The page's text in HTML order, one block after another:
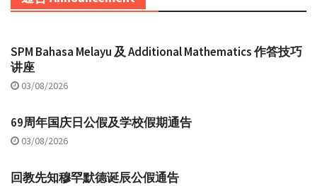
SPM Bahasa Melayu 及 Additional Mathematics 作答技巧
讲座
03/08/2026
69周年国庆日公假及学校假期通告
03/08/2026
回教先知穆罕默德诞辰公假通告